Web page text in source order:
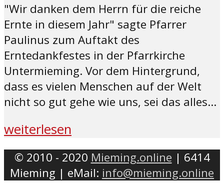
"Wir danken dem Herrn für die reiche
Ernte in diesem Jahr" sagte Pfarrer
Paulinus zum Auftakt des
Erntedankfestes in der Pfarrkirche
Untermieming. Vor dem Hintergrund,
dass es vielen Menschen auf der Welt
nicht so gut gehe wie uns, sei das alles...
weiterlesen
© 2010 - 2020 Mieming.online | 6414
Mieming | eMail: info@mieming.online